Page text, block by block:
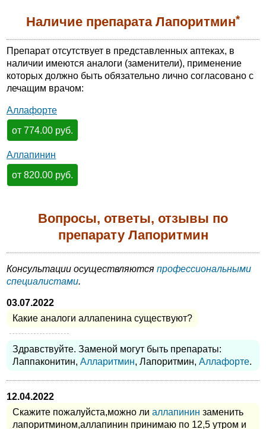
Наличие препарата Лапоритмин*
Препарат отсутствует в представленных аптеках, в
наличии имеются аналоги (заменители), применение
которых должно быть обязательно лично согласовано с
лечащим врачом:
Аллафорте
от 774.00 руб.
Аллапинин
от 820.00 руб.
Вопросы, ответы, отзывы по
препарату Лапоритмин
Консультации осуществляются профессиональными
специалистами.
03.07.2022
Какие аналоги аллапенина существуют?
Здравствуйте. Заменой могут быть препараты:
Лаппаконитин, Алларитмин, Лапоритмин, Аллафорте.
12.04.2022
Скажите пожалуйста,можно ли аллапинин заменить
лапоритмином,аллапинин принимаю по 12,5 утром и